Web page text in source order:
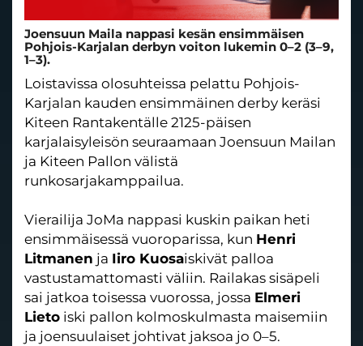
Joensuun Maila nappasi kesän ensimmäisen
Pohjois-Karjalan derbyn voiton lukemin 0–2 (3–9,
1–3).
Loistavissa olosuhteissa pelattu Pohjois-
Karjalan kauden ensimmäinen derby keräsi
Kiteen Rantakentälle 2125-päisen
karjalaisyleisön seuraamaan Joensuun Mailan
ja Kiteen Pallon välistä
runkosarjakamppailua.
Vierailija JoMa nappasi kuskin paikan heti
ensimmäisessä vuoroparissa, kun Henri
Litmanen ja Iiro Kuosaiskivät palloa
vastustamattomasti väliin. Railakas sisäpeli
sai jatkoa toisessa vuorossa, jossa Elmeri
Lieto iski pallon kolmoskulmasta maisemiin
ja joensuulaiset johtivat jaksoa jo 0–5.